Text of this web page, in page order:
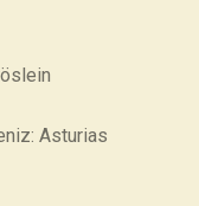
Asturias